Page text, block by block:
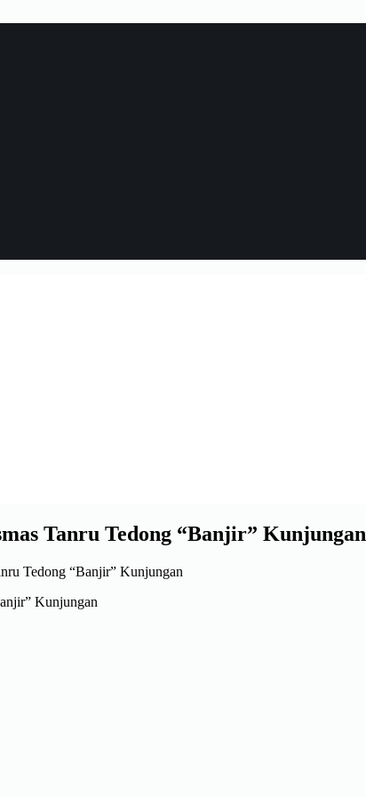
Tanru Tedong “Banjir” Kunjungan
Kunjungan